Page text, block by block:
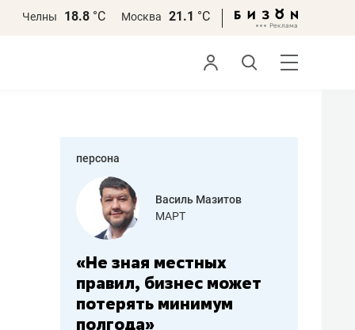
Челны 18.8 °С Москва 21.1 °С
персона
Василь Мазитов
МАРТ
«Не зная местных
правил, бизнес может
потерять минимум
полгода»